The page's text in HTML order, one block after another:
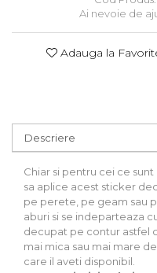
Stickere Auto
Alte desene
Amuzante
Motive
Pachete
Stickere pereche
Stickere imprimate
Copii
Stickere cu efect 3D
Stickere PVC
Ai nevoie de
Adauga la
Descriere
Chiar si pentru cei ce
sa aplice acest sticker
pe perete, pe geam sau
aburi si se indeparteaza
decupat pe contur astfel
mai mica sau mai mare
care il aveti disponibil.